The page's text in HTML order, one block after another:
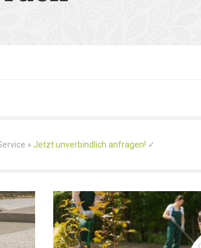
» Jetzt unverbindlich anfragen! ✓